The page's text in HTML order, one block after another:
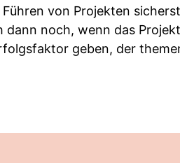
von Projekten
dann noch, wenn das
geben, der